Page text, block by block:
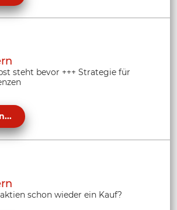
steht bevor +++ Strategie für
schon wieder ein Kauf?